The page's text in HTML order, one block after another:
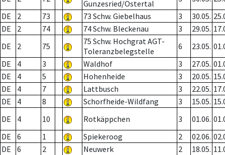
Gunzesried/Ostertal
DE
2 73 73 Schw. Giebelhaus 3 30.05.
DE
2 74 74 Schw. Bleckenau 3 29.05.
DE
2 75
75 Schw. Hochgrat AGT-
Toleranzbelegstelle
6 23.05.
DE
4 3 Waldhof 3 27.05.
DE
4 5 Hohenheide 3 20.05.
DE
4 7 Lattbusch 3 22.05.
DE
4 8 Schorfheide-Wildfang 3 15.05.
DE
4 10 Rotkäppchen 3 01.06.
DE
6 1 Spiekeroog 2 02.06.
DE
6 2 Neuwerk 2 18.05.